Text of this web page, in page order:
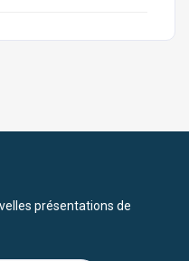
présentations de